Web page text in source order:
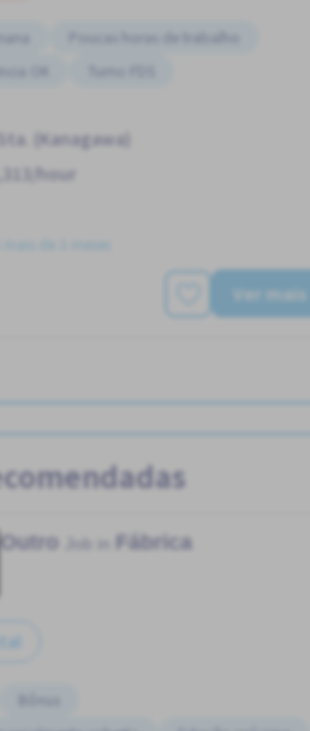
Poucas horas de trabalho
OK
(Kanagawa)
hour
Ver mais
Outro Fábrica